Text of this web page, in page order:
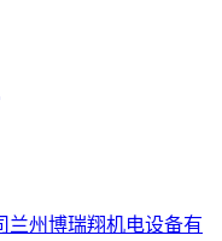
兰州博瑞翔机电设备有